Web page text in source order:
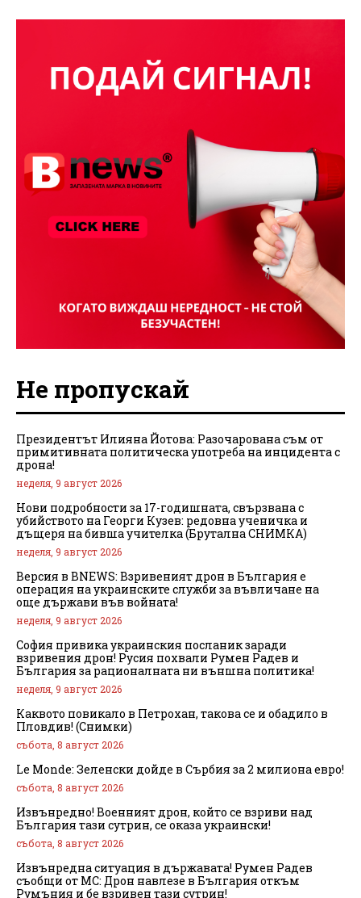
Не пропускай
Президентът Илияна Йотова: Разочарована съм от
примитивната политическа употреба на инцидента с
дрона!
неделя, 9 август 2026
Нови подробности за 17-годишната, свързвана с
убийството на Георги Кузев: редовна ученичка и
дъщеря на бивша учителка (Брутална СНИМКА)
неделя, 9 август 2026
Версия в BNEWS: Взривеният дрон в България е
операция на украинските служби за въвличане на
още държави във войната!
неделя, 9 август 2026
София привика украинския посланик заради
взривения дрон! Русия похвали Румен Радев и
България за рационалната ни външна политика!
неделя, 9 август 2026
Каквото повикало в Петрохан, такова се и обадило в
Пловдив! (Снимки)
събота, 8 август 2026
Le Monde: Зеленски дойде в Сърбия за 2 милиона евро!
събота, 8 август 2026
Извънредно! Военният дрон, който се взриви над
България тази сутрин, се оказа украински!
събота, 8 август 2026
Извънредна ситуация в държавата! Румен Радев
съобщи от МС: Дрон навлезе в България откъм
Румъния и бе взривен тази сутрин!